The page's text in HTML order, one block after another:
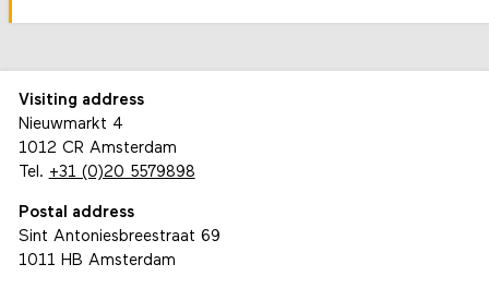
Visiting address
Nieuwmarkt 4
1012 CR Amsterdam
Tel. +31 (0)20 5579898
Postal address
Sint Antoniesbreestraat 69
1011 HB Amsterdam